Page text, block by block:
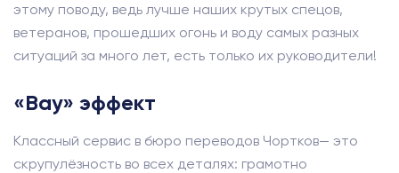
этому поводу, ведь лучше наших крутых спецов,
ветеранов, прошедших огонь и воду самых разных
ситуаций за много лет, есть только их руководители!
«Вау» эффект
Классный сервис в бюро переводов Чортков— это
скрупулёзность во всех деталях: грамотно